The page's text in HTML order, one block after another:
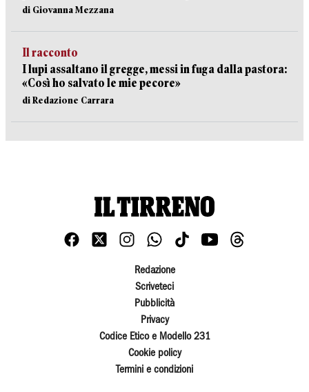
di Giovanna Mezzana
Il racconto
I lupi assaltano il gregge, messi in fuga dalla pastora:
«Così ho salvato le mie pecore»
di Redazione Carrara
Redazione
Scriveteci
Pubblicità
Privacy
Codice Etico e Modello 231
Cookie policy
Termini e condizioni